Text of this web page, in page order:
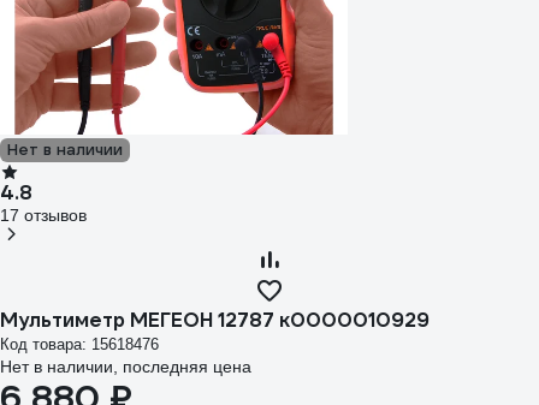
Нет в наличии
4.8
17 отзывов
Мультиметр МЕГЕОН 12787 к0000010929
Код товара: 15618476
Нет в наличии, последняя цена